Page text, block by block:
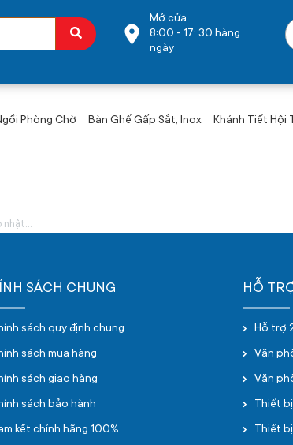
Mở cửa
8:00 - 17: 30 hàng
ngày
Phòng Chờ Bàn Ghế Gấp Sắt, Inox Khánh Tiết Hội
nhật...
SÁCH CHUNG
sách quy định chung
sách mua hàng
sách giao hàng
sách bảo hành
kết chính hãng 100%
HỖ
Hỗ trợ
Văn
Văn
Thiết
Thiết